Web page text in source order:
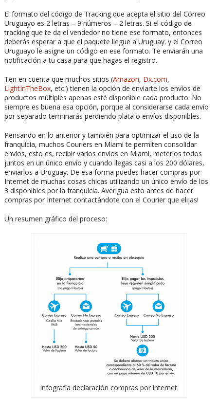
El formato del código de Tracking que acepta el sitio del Correo
Uruguayo es 2 letras – 9 números – 2 letras. Si el código de
tracking que te da el vendedor no tiene ese formato, entonces
deberás esperar a que el paquete llegue a Uruguay. y el Correo
Uruguayo le asigne un código en ese formato. Te enviarán una
notificación a tu casa para que hagas el registro.
Ten en cuenta que muchos sitios (Amazon, Dx.com,
LightInTheBox, etc.) tienen la opción de enviarte los envíos de
productos múltiples apenas esté disponible cada producto. No
siempre es buena esa opción, porque al considerarse cada envío
por separado terminarás perdiendo plata o envíos disponibles.
Pensando en lo anterior y también para optimizar el uso de la
franquicia, muchos Couriers en Miami te permiten consolidar
envíos, esto es, recibir varios envíos en Miami, meterlos todos
juntos en un único envío y cuando llegas casi a los 200 dólares,
enviarlos a Uruguay. De esa forma puedes hacer compras por
Internet de muchas cosas chicas utilizando un único envío de los
3 disponibles por la franquicia. Averigua esto antes de hacer
compras por Internet contactándote con el Courier que elijas!
Un resumen gráfico del proceso:
infografía declaración compras por internet